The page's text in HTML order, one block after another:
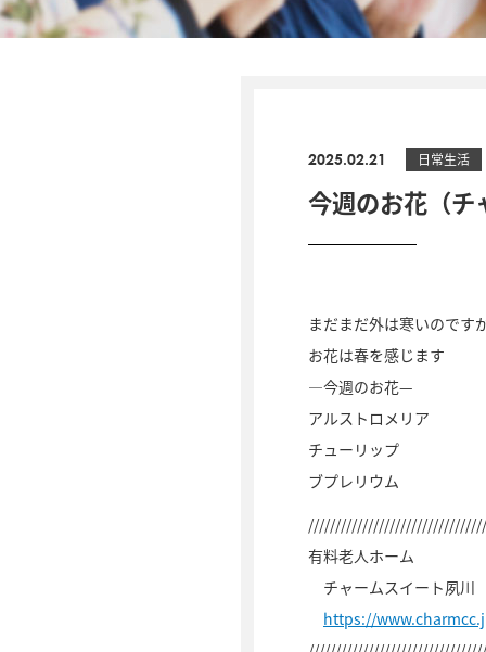
2025.02.21 日常生活
今週のお花（チ
まだまだ外は寒いのです
お花は春を感じます
—今週のお花—
アルストロメリア
チューリップ
ブプレリウム
有料老人ホーム
チャームスイート夙川
https://